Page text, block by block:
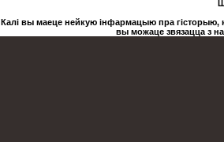
Калі вы маеце нейкую інфармацыю пра гісторыю,
вы можаце звязацца з